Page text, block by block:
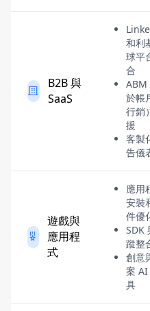
B2B 與
SaaS
和利
球平
合
ABM
於帳
行銷
援
客製
告儀
遊戲與
應用程
式
應用
安裝
件優
SDK
蹤整
創意
案
具